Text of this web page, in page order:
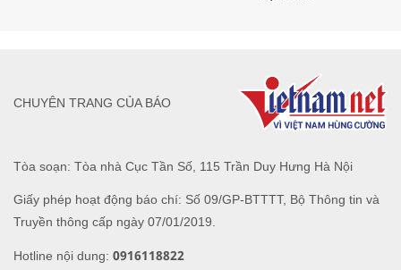
Tòa soạn: Tòa nhà Cục Tần Số, 115 Trần Duy Hưng Hà Nội
Giấy phép hoạt động báo chí: Số 09/GP-BTTTT, Bộ Thông tin và
Truyền thông cấp ngày 07/01/2019.
Hotline nội dung: 0916118822
CHUYÊN TRANG CỦA BÁO